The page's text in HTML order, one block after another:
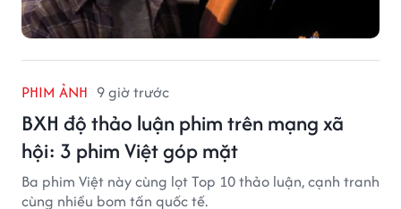
PHIM ẢNH 9 giờ trước
BXH độ thảo luận phim trên mạng xã
hội: 3 phim Việt góp mặt
Ba phim Việt này cùng lọt Top 10 thảo luận, cạnh tranh
cùng nhiều bom tấn quốc tế.